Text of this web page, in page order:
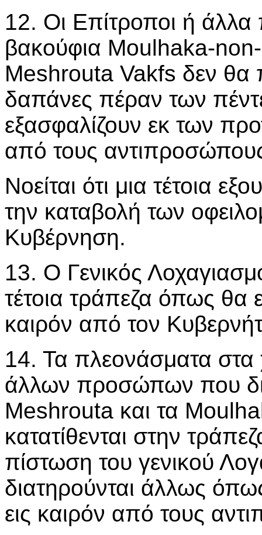
12. Οι Επίτροποι ή
βακούφια Moulhaka-
Meshrouta Vakfs δεν θα
δαπάνες πέραν των
εξασφαλίζουν εκ των
από τους
Νοείται ότι μια τέτοια
την καταβολή των
Κυβέρνηση.
13. Ο Γενικός
τέτοια τράπεζα όπως θα
καιρόν από τον
14. Τα πλεονάσματα
άλλων προσώπων που
Meshrouta και τα
κατατίθενται στην
πίστωση του γενικού
διατηρούνται άλλως
εις καιρόν από τους